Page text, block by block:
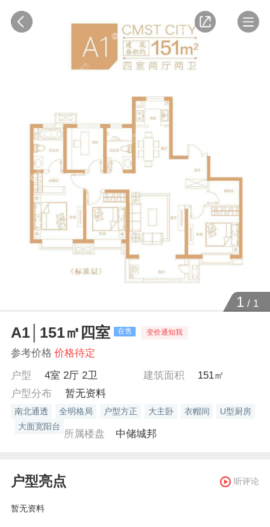
1 / 1
A1│151㎡四室 在售 变价通知我
参考价格 价格待定
户型
4室 2厅 2卫 建筑面积
151㎡
户型分布
暂无资料
南北通透 全明格局 户型方正 大主卧 衣帽间
U型厨房
大面宽阳台
所属楼盘 中储城邦
户型亮点 听评论
暂无资料